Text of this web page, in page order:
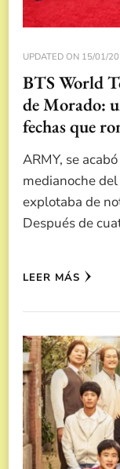
UPDATED ON 15/01/
BTS World
de Morado:
fechas que
ARMY, se
medianoche
explotaba de
Después de
LEER MÁS